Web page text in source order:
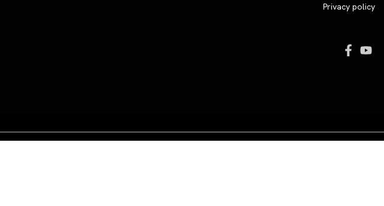
Privacy policy